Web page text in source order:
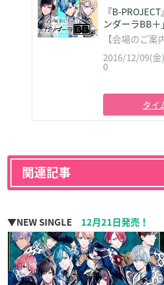
『B-
ンダーラBB＋
【会場のご案
2016/12/09(金
0
タイ
関連記事
▼NEW SINGLE 12月21日発売！